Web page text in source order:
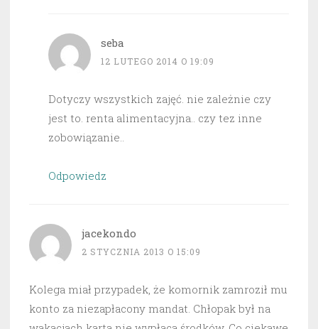
seba
12 LUTEGO 2014 O 19:09
Dotyczy wszystkich zajęć. nie zależnie czy
jest to. renta alimentacyjna.. czy tez inne
zobowiązanie..
Odpowiedz
jacekondo
2 STYCZNIA 2013 O 15:09
Kolega miał przypadek, że komornik zamroził mu
konto za niezapłacony mandat. Chłopak był na